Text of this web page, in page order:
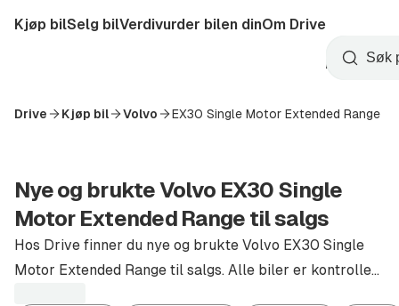
til
Startside
Kjøp bilSelg bilVerdivurder bilen dinOm Drive
Opprett
konto
Søk
Drive Kjøp bil Volvo EX30 Single Motor Extended Range
Nye og brukte Volvo EX30 Single
Motor Extended Range til salgs
Hos Drive finner du nye og brukte Volvo EX30 Single
Motor Extended Range til salgs. Alle biler er kontrollert